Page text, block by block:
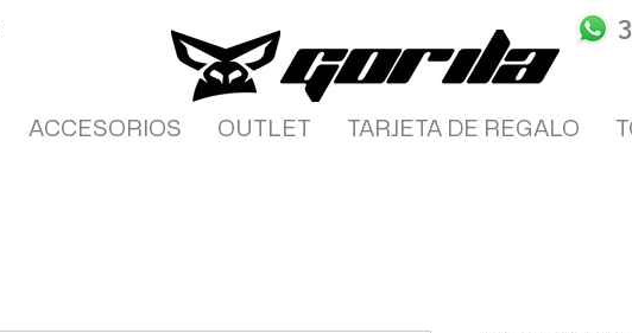
ACCESORIOS OUTLET TARJETA DE REGALO